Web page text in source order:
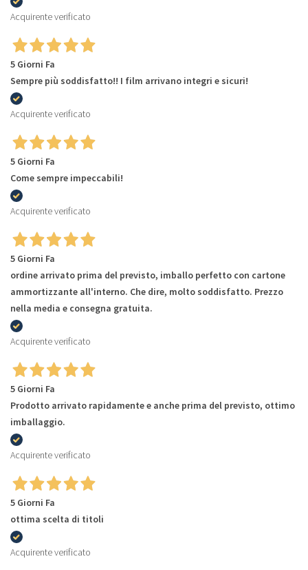
Acquirente verificato
5 Giorni Fa
Sempre più soddisfatto!! I film arrivano integri e sicuri!
Acquirente verificato
5 Giorni Fa
Come sempre impeccabili!
Acquirente verificato
5 Giorni Fa
ordine arrivato prima del previsto, imballo perfetto con cartone
ammortizzante all'interno. Che dire, molto soddisfatto. Prezzo
nella media e consegna gratuita.
Acquirente verificato
5 Giorni Fa
Prodotto arrivato rapidamente e anche prima del previsto, ottimo
imballaggio.
Acquirente verificato
5 Giorni Fa
ottima scelta di titoli
Acquirente verificato